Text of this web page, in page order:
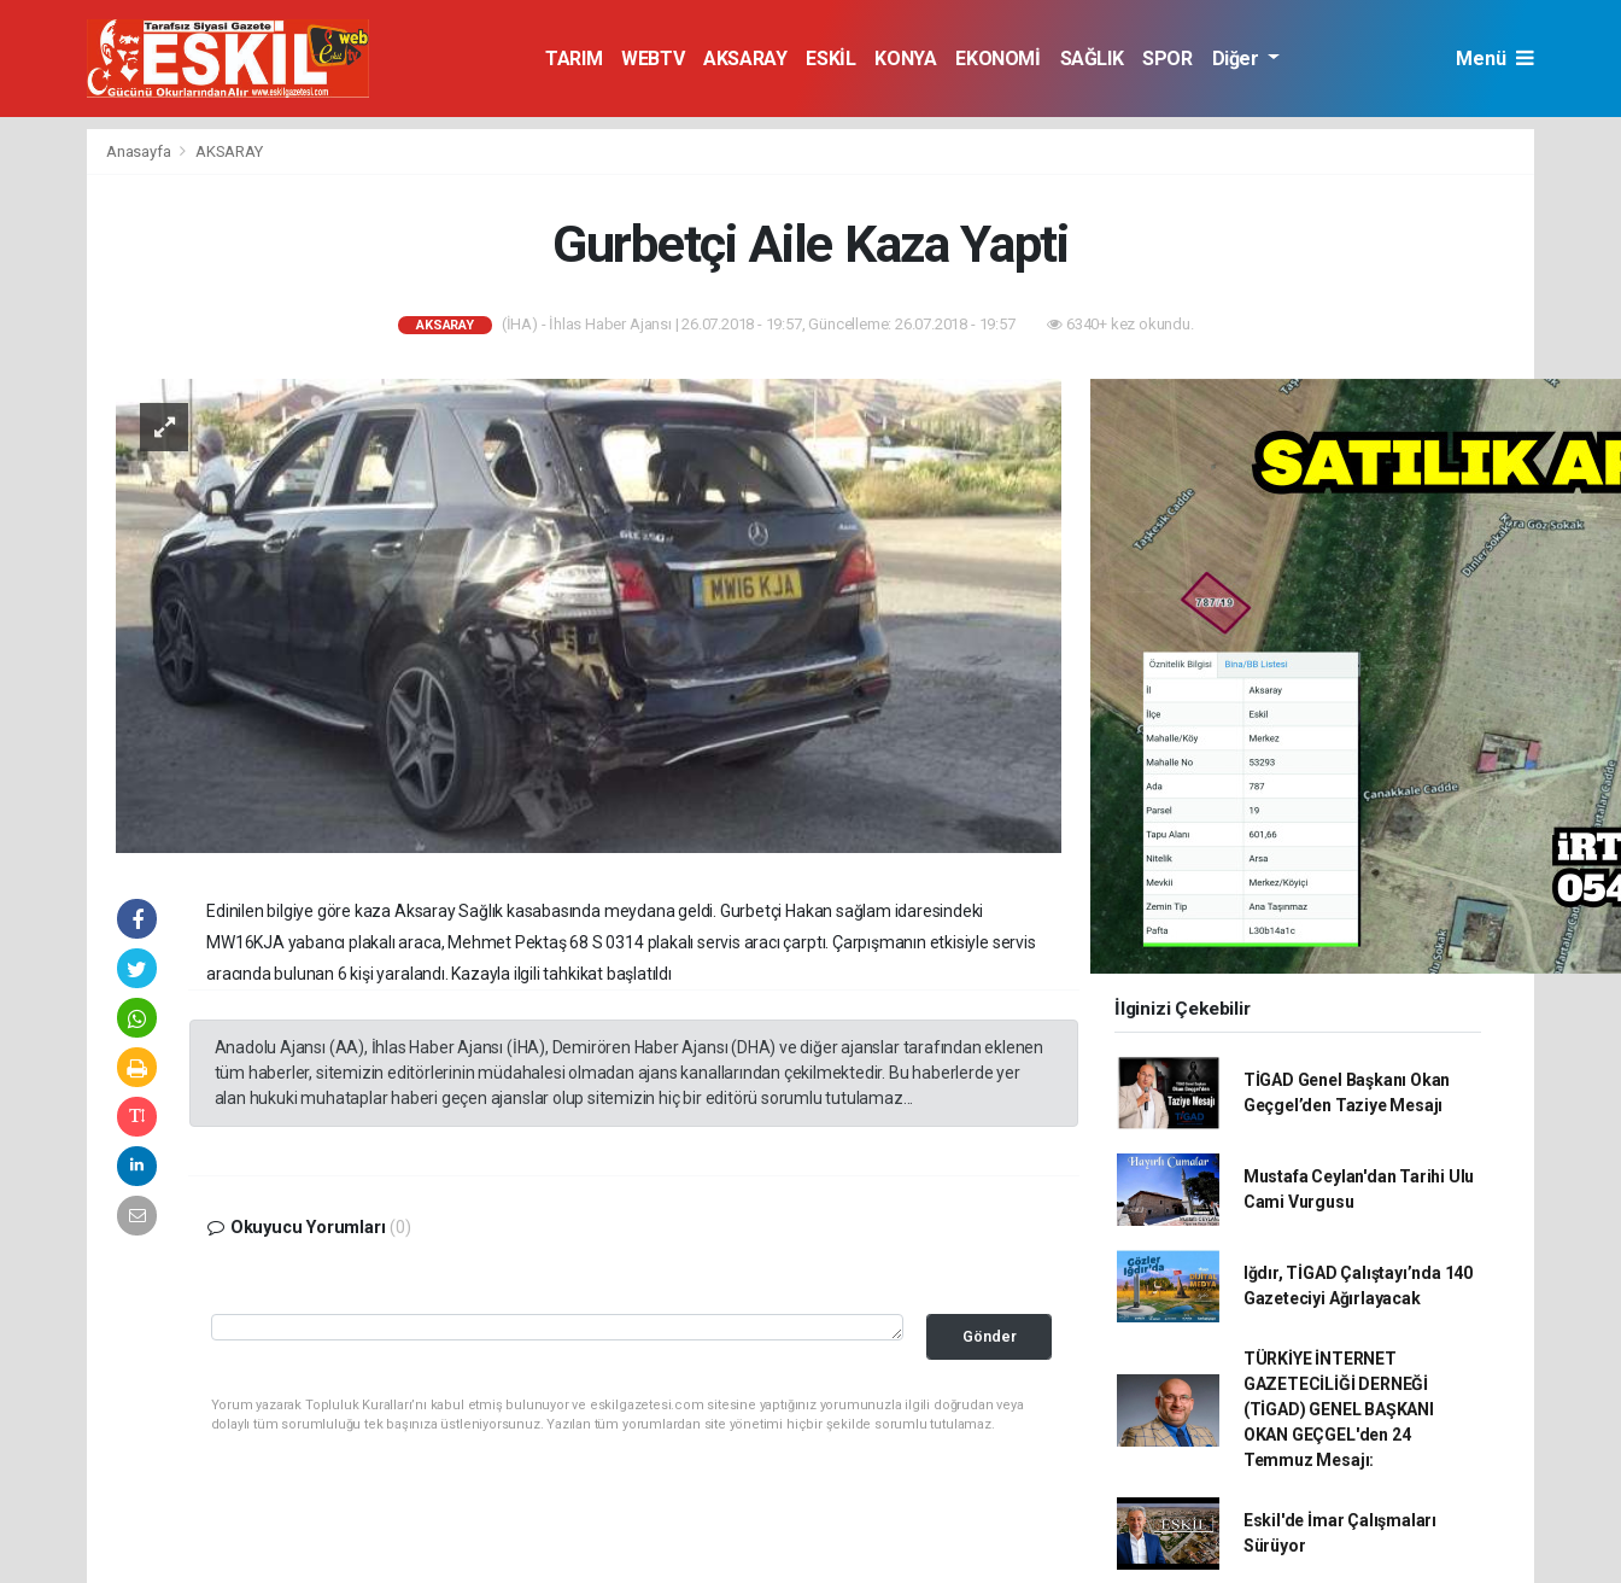
TARIM WEBTV AKSARAY ESKİL KONYA EKONOMİ SAĞLIK SPOR Diğer Menü
Anasayfa AKSARAY
Gurbetçi Aile Kaza Yapti
AKSARAY (İHA) - İhlas Haber Ajansı | 26.07.2018 - 19:57, Güncelleme: 26.07.2018 - 19:57 6340+ kez okundu.
Edinilen bilgiye göre kaza Aksaray Sağlık kasabasında meydana geldi. Gurbetçi Hakan sağlam idaresindeki
MW16KJA yabancı plakalı araca, Mehmet Pektaş 68 S 0314 plakalı servis aracı çarptı. Çarpışmanın etkisiyle servis
aracında bulunan 6 kişi yaralandı. Kazayla ilgili tahkikat başlatıldı
Anadolu Ajansı (AA), İhlas Haber Ajansı (İHA), Demirören Haber Ajansı (DHA) ve diğer ajanslar tarafından eklenen
tüm haberler, sitemizin editörlerinin müdahalesi olmadan ajans kanallarından çekilmektedir. Bu haberlerde yer
alan hukuki muhataplar haberi geçen ajanslar olup sitemizin hiç bir editörü sorumlu tutulamaz...
Okuyucu Yorumları (0)
Gönder
Yorum yazarak Topluluk Kuralları’nı kabul etmiş bulunuyor ve eskilgazetesi.com sitesine yaptığınız yorumunuzla ilgili doğrudan veya
dolaylı tüm sorumluluğu tek başınıza üstleniyorsunuz. Yazılan tüm yorumlardan site yönetimi hiçbir şekilde sorumlu tutulamaz.
İlginizi Çekebilir
TİGAD Genel Başkanı Okan
Geçgel’den Taziye Mesajı
Mustafa Ceylan'dan Tarihi Ulu
Cami Vurgusu
Iğdır, TİGAD Çalıştayı’nda 140
Gazeteciyi Ağırlayacak
TÜRKİYE İNTERNET
GAZETECİLİĞİ DERNEĞİ
(TİGAD) GENEL BAŞKANI
OKAN GEÇGEL'den 24
Temmuz Mesajı:
Eskil'de İmar Çalışmaları
Sürüyor